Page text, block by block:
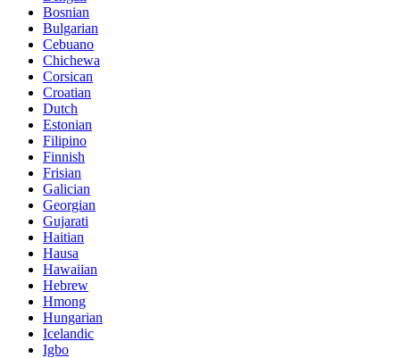
Bosnian
Bulgarian
Cebuano
Chichewa
Corsican
Croatian
Dutch
Estonian
Filipino
Finnish
Frisian
Galician
Georgian
Gujarati
Haitian
Hausa
Hawaiian
Hebrew
Hmong
Hungarian
Icelandic
Igbo